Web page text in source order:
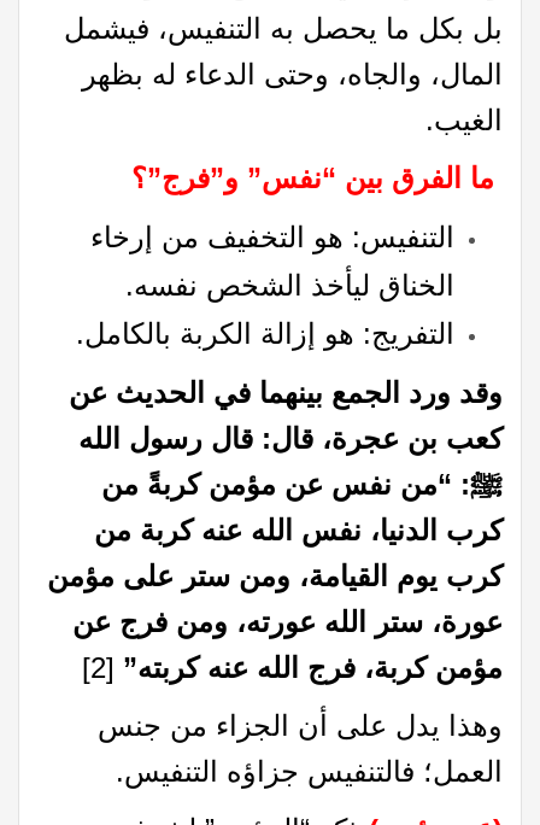
بل بكل ما يحصل به التنفيس، فيشمل
المال، والجاه، وحتى الدعاء له بظهر
الغيب.
ما الفرق بين “نفس” و”فرج”؟
التنفيس: هو التخفيف من إرخاء
الخناق ليأخذ الشخص نفسه.
التفريج: هو إزالة الكربة بالكامل.
وقد ورد الجمع بينهما في الحديث عن
كعب بن عجرة، قال: قال رسول الله
ﷺ: “من نفس عن مؤمن كربةً من
كرب الدنيا، نفس الله عنه كربة من
كرب يوم القيامة، ومن ستر على مؤمن
عورة، ستر الله عورته، ومن فرج عن
مؤمن كربة، فرج الله عنه كربته” [2]
وهذا يدل على أن الجزاء من جنس
العمل؛ فالتنفيس جزاؤه التنفيس.